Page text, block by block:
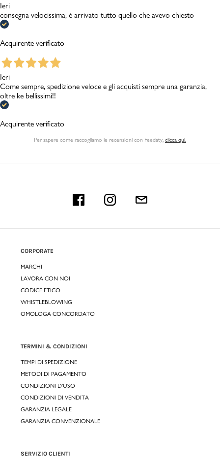
Ieri
consegna velocissima, è arrivato tutto quello che avevo chiesto
Acquirente verificato
Ieri
Come sempre, spedizione veloce e gli acquisti sempre una garanzia,
oltre ke bellissimi!!
Acquirente verificato
Per sapere come raccogliamo le recensioni con Feedaty clicca qui.
CORPORATE
MARCHI
LAVORA CON NOI
CODICE ETICO
WHISTLEBLOWING
OMOLOGA CONCORDATO
TERMINI & CONDIZIONI
TEMPI DI SPEDIZIONE
METODI DI PAGAMENTO
CONDIZIONI D'USO
CONDIZIONI DI VENDITA
GARANZIA LEGALE
GARANZIA CONVENZIONALE
SERVIZIO CLIENTI